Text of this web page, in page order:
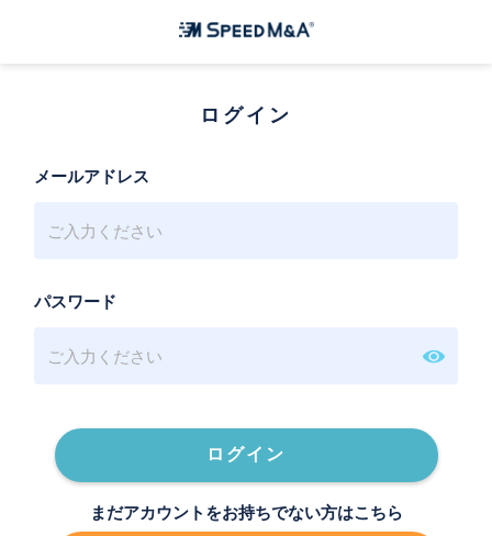
ログイン
メールアドレス
パスワード
ログイン
まだアカウントをお持ちでない方はこちら